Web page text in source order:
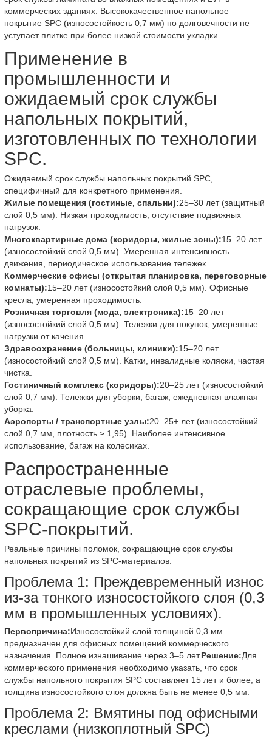
коммерческих зданиях. Высококачественное напольное
покрытие SPC (износостойкость 0,7 мм) по долговечности не
уступает плитке при более низкой стоимости укладки.
Применение в
промышленности и
ожидаемый срок службы
напольных покрытий,
изготовленных по технологии
SPC.
Ожидаемый срок службы напольных покрытий SPC,
специфичный для конкретного применения.
Жилые помещения (гостиные, спальни):25–30 лет (защитный
слой 0,5 мм). Низкая проходимость, отсутствие подвижных
нагрузок.
Многоквартирные дома (коридоры, жилые зоны):15–20 лет
(износостойкий слой 0,5 мм). Умеренная интенсивность
движения, периодическое использование тележек.
Коммерческие офисы (открытая планировка, переговорные
комнаты):15–20 лет (износостойкий слой 0,5 мм). Офисные
кресла, умеренная проходимость.
Розничная торговля (мода, электроника):15–20 лет
(износостойкий слой 0,5 мм). Тележки для покупок, умеренные
нагрузки от качения.
Здравоохранение (больницы, клиники):15–20 лет
(износостойкий слой 0,5 мм). Катки, инвалидные коляски, частая
чистка.
Гостиничный комплекс (коридоры):20–25 лет (износостойкий
слой 0,7 мм). Тележки для уборки, багаж, ежедневная влажная
уборка.
Аэропорты / транспортные узлы:20–25+ лет (износостойкий
слой 0,7 мм, плотность ≥ 1,95). Наиболее интенсивное
использование, багаж на колесиках.
Распространенные
отраслевые проблемы,
сокращающие срок службы
SPC-покрытий.
Реальные причины поломок, сокращающие срок службы
напольных покрытий из SPC-материалов.
Проблема 1: Преждевременный износ
из-за тонкого износостойкого слоя (0,3
мм в промышленных условиях).
Первопричина:Износостойкий слой толщиной 0,3 мм
предназначен для офисных помещений коммерческого
назначения. Полное изнашивание через 3–5 лет.Решение:Для
коммерческого применения необходимо указать, что срок
службы напольного покрытия SPC составляет 15 лет и более, а
толщина износостойкого слоя должна быть не менее 0,5 мм.
Проблема 2: Вмятины под офисными
креслами (низкоплотный SPC)